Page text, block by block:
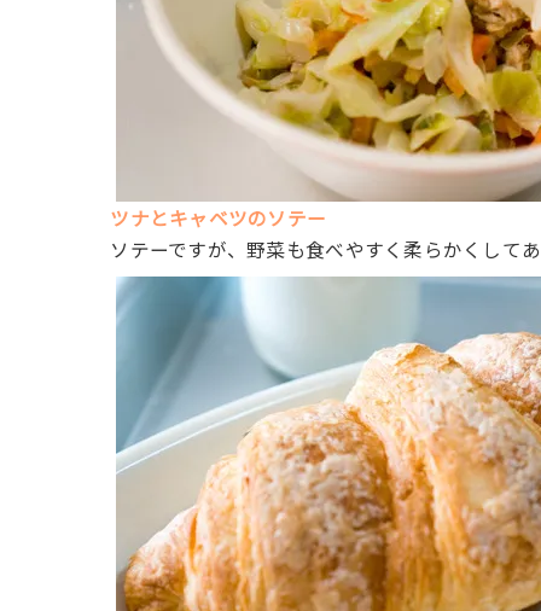
ツナとキャベツのソテー
ソテーですが、野菜も食べやすく柔らかくして